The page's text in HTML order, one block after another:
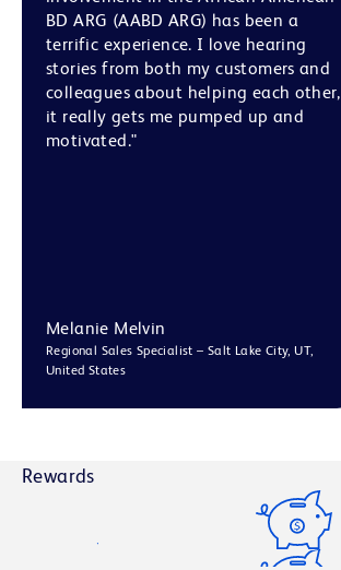
BD ARG (AABD ARG) has been a
terrific experience. I love hearing
stories from both my customers and
colleagues about helping each other,
it really gets me pumped up and
motivated."
Melanie Melvin
Regional Sales Specialist – Salt Lake City, UT,
United States
Rewards